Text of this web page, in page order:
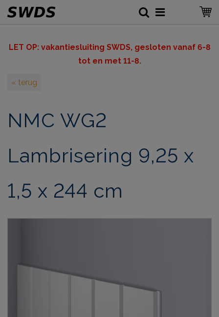
LET OP: vakantiesluiting SWDS, gesloten vanaf 6-8
tot en met 11-8.
« terug
NMC WG2
Lambrisering 9,25 x
1,5 x 244 cm